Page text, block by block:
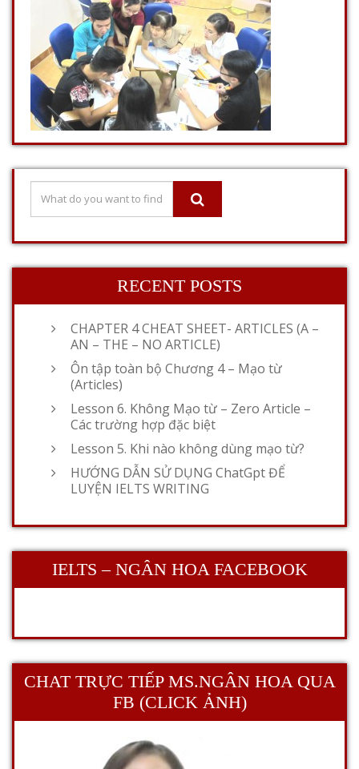
RECENT POSTS
CHAPTER 4 CHEAT SHEET- ARTICLES (A –
AN – THE – NO ARTICLE)
Ôn tập toàn bộ Chương 4 – Mạo từ
(Articles)
Lesson 6. Không Mạo từ – Zero Article –
Các trường hợp đặc biệt
Lesson 5. Khi nào không dùng mạo từ?
HƯỚNG DẪN SỬ DỤNG ChatGpt ĐỂ
LUYỆN IELTS WRITING
IELTS – NGÂN HOA FACEBOOK
CHAT TRỰC TIẾP MS.NGÂN HOA QUA
FB (CLICK ẢNH)